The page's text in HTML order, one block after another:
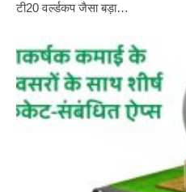
टी20 वर्ल्डकप जैसा बड़ा…